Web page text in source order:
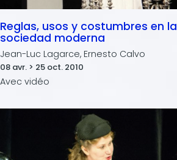
Reglas, usos y costumbres en la
sociedad moderna
Jean-Luc Lagarce, Ernesto Calvo
08 avr. > 25 oct. 2010